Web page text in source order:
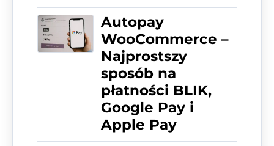
Autopay
WooCommerce –
Najprostszy
sposób na
płatności BLIK,
Google Pay i
Apple Pay